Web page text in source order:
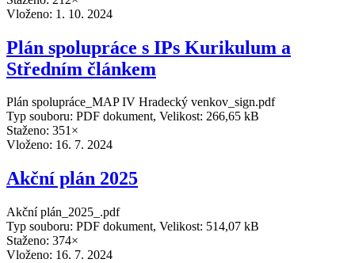
Vloženo: 1. 10. 2024
Plán spolupráce s IPs Kurikulum a
Středním článkem
Plán spolupráce_MAP IV Hradecký venkov_sign.pdf
Typ souboru: PDF dokument, Velikost: 266,65 kB
Staženo: 351×
Vloženo: 16. 7. 2024
Akční plán 2025
Akční plán_2025_.pdf
Typ souboru: PDF dokument, Velikost: 514,07 kB
Staženo: 374×
Vloženo: 16. 7. 2024